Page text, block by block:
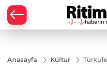
Anasayfa Kültür